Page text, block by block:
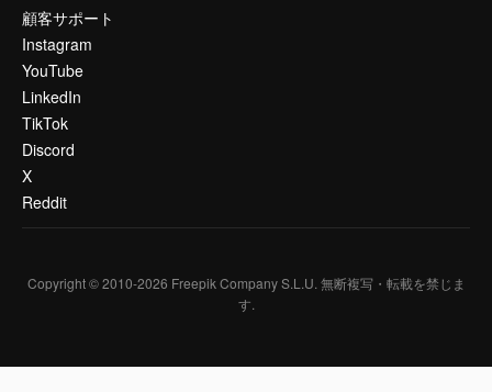
顧客サポート
Instagram
YouTube
LinkedIn
TikTok
Discord
X
Reddit
Copyright © 2010-2026 Freepik Company S.L.U. 無断複写・転載を禁じま
す.